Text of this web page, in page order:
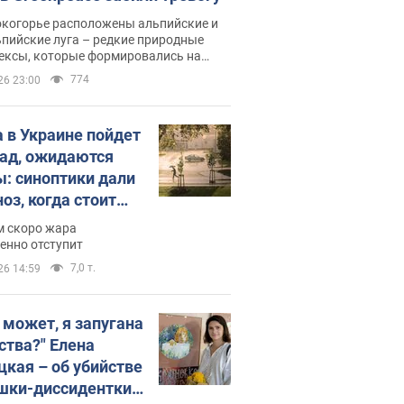
расположены альпийские и
луга – редкие природные
которые формировались на
сотен лет
23:00 774
Украине пойдет
ожидаются
синоптики дали
когда стоит
изменения
скоро жара
отступит
14:59 7,0 т.
я запугана
Елена
– об убийстве
диссидентки